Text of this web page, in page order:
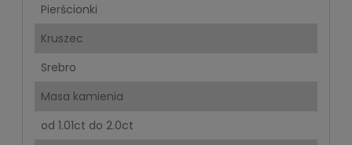
Pierścionki
Kruszec
Srebro
Masa kamienia
od 1.01ct do 2.0ct